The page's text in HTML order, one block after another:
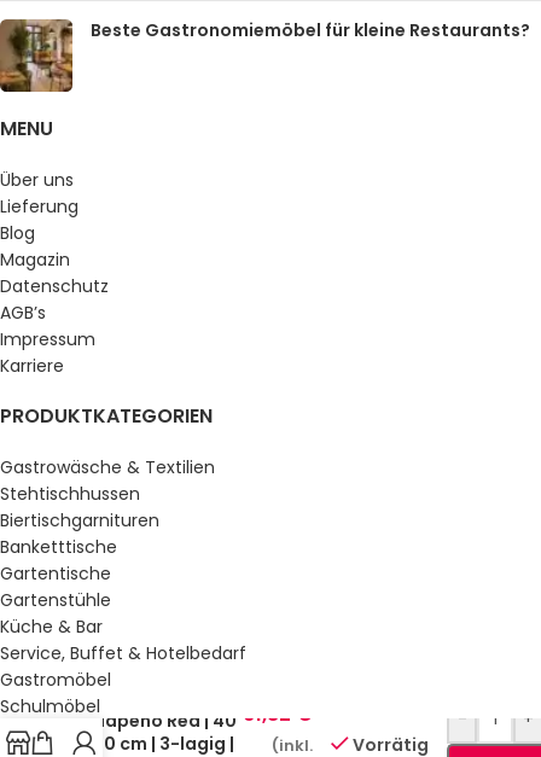
Beste Gastronomiemöbel für kleine Restaurants?
MENU
Über uns
Lieferung
Blog
Magazin
Datenschutz
AGB’s
Impressum
Karriere
PRODUKTKATEGORIEN
Gastrowäsche & Textilien
Stehtischhussen
Biertischgarnituren
Banketttische
Gartentische
Gartenstühle
Küche & Bar
Service, Buffet & Hotelbedarf
Gastromöbel
Schulmöbel
Sale %
Zelltuchservietten
Jalapeno Red | 40
x 40 cm | 3-lagig |
61,82 €
(inkl. Vorrätig
- +